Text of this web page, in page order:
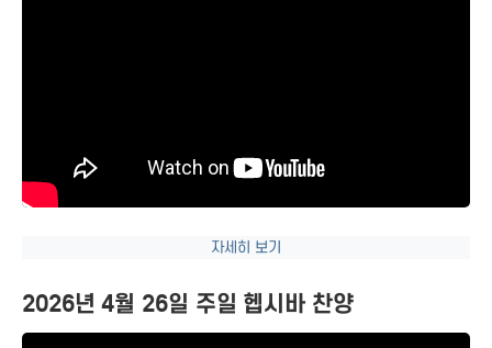
자세히 보기
2026년 4월 26일 주일 헵시바 찬양